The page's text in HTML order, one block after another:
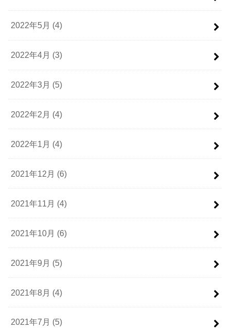
2022年5月 (4)
2022年4月 (3)
2022年3月 (5)
2022年2月 (4)
2022年1月 (4)
2021年12月 (6)
2021年11月 (4)
2021年10月 (6)
2021年9月 (5)
2021年8月 (4)
2021年7月 (5)